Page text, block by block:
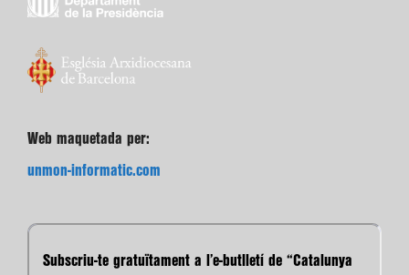
Web maquetada per:
unmon-informatic.com
Subscriu-te gratuïtament a l’e-butlletí de “Catalunya